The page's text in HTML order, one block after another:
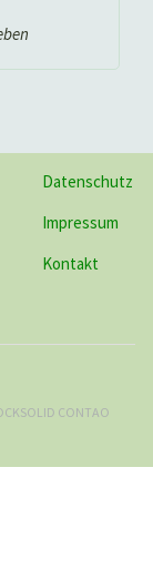
Datenschutz
Impressum
Kontakt
CONTAO